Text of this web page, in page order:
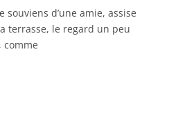
souviens d’une amie, assise
terrasse, le regard un peu
comme